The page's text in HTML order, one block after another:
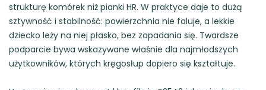
strukturę komórek niż pianki HR. W praktyce daje to dużą
sztywność i stabilność: powierzchnia nie faluje, a lekkie
dziecko leży na niej płasko, bez zapadania się. Twardsze
podparcie bywa wskazywane właśnie dla najmłodszych
użytkowników, których kręgosłup dopiero się kształtuje.